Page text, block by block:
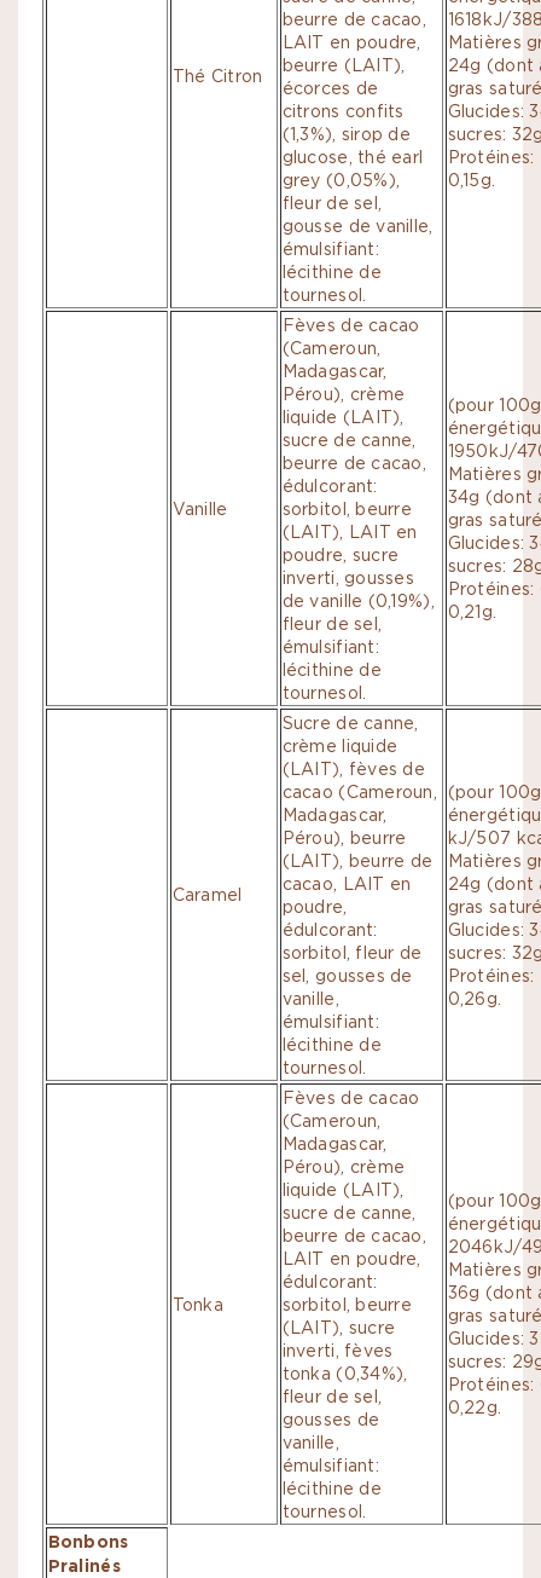
Thé Citron
beurre de cacao,
LAIT en poudre,
beurre (LAIT),
écorces de
citrons confits
(1,3%), sirop de
glucose, thé earl
grey (0,05%),
fleur de sel,
gousse de vanille,
émulsifiant:
lécithine de
tournesol.
1618kJ/
Matières
24g (dont
gras
Glucides:
sucres:
Protéines:
0,15g.
Vanille
Fèves de cacao
(Cameroun,
Madagascar,
Pérou), crème
liquide (LAIT),
sucre de canne,
beurre de cacao,
édulcorant:
sorbitol, beurre
(LAIT), LAIT en
poudre, sucre
inverti, gousses
de vanille (0,19%),
fleur de sel,
émulsifiant:
lécithine de
tournesol.
(pour
1950kJ/
Matières
34g (dont
gras
Glucides:
sucres:
Protéines:
0,21g.
Caramel
Sucre de canne,
crème liquide
(LAIT), fèves de
cacao (Cameroun,
Madagascar,
Pérou), beurre
(LAIT), beurre de
cacao, LAIT en
poudre,
édulcorant:
sorbitol, fleur de
sel, gousses de
vanille,
émulsifiant:
lécithine de
tournesol.
(pour
kJ/507
Matières
24g (dont
gras
Glucides:
sucres:
Protéines:
0,26g.
Tonka
Fèves de cacao
(Cameroun,
Madagascar,
Pérou), crème
liquide (LAIT),
sucre de canne,
beurre de cacao,
LAIT en poudre,
édulcorant:
sorbitol, beurre
(LAIT), sucre
inverti, fèves
tonka (0,34%),
fleur de sel,
gousses de
vanille,
émulsifiant:
lécithine de
tournesol.
(pour
2046kJ/
Matières
36g (dont
gras
Glucides:
sucres:
Protéines:
0,22g.
Bonbons
Pralinés